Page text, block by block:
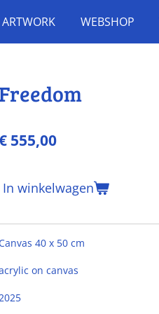
ARTWORK WEBSHOP
Freedom
555,00
In winkelwagen
40 x 50 cm
on canvas
2025